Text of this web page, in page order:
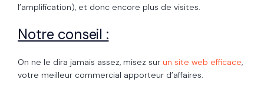
l’amplification), et donc encore plus de visites.
Notre conseil :
On ne le dira jamais assez, misez sur un site web efficace
votre meilleur commercial apporteur d’affaires.